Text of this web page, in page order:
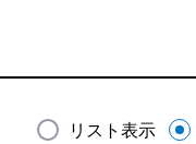
リスト表示